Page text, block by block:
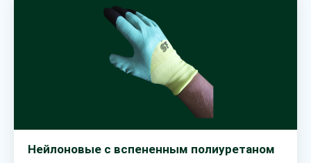
Нейлоновые с вспененным полиуретаном